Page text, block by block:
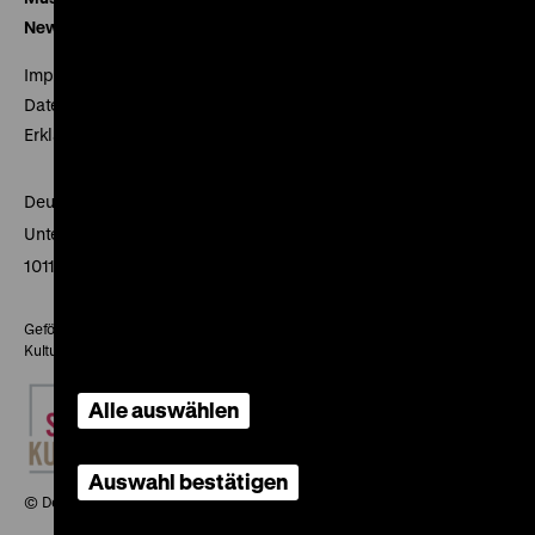
Newsletter
Impressum
Datenschutz
Erklärung digitale Barrierefreiheit
Deutsches Historisches Museum
Unter den Linden 2
10117 Berlin
Gefördert mit Mitteln des Beauftragten der Bundesregierung für
Kultur und Medien
© Deutsches Historisches Museum, 2026
Alle auswählen
Auswahl bestätigen